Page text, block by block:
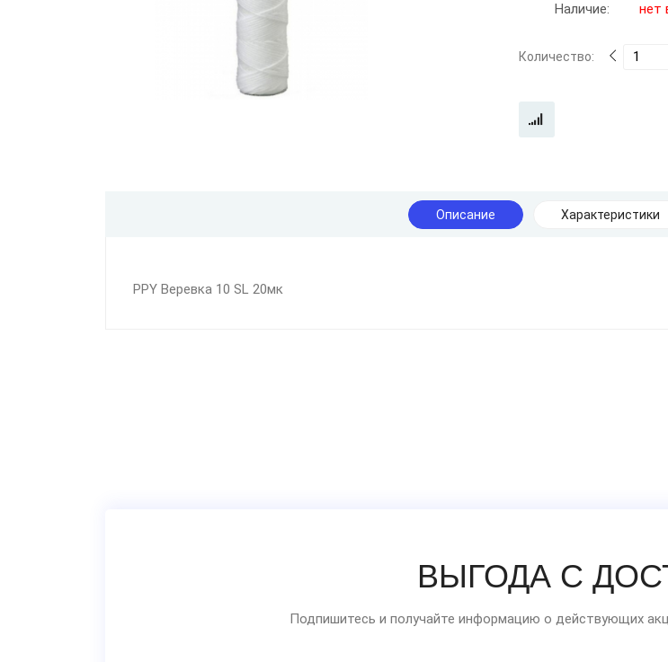
Наличие:
нет
Количество:
Описание Характеристики
PPY Веревка 10 SL 20мк
ВЫГОДА С
Подпишитесь и получайте информацию о действующих